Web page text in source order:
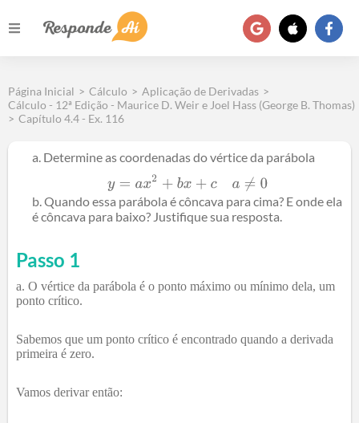
Página Inicial > Cálculo > Aplicação de Derivadas >
Cálculo - 12ª Edição - Maurice D. Weir e Joel Hass (George B. Thomas)
> Capítulo 4.4 - Ex. 116
Determine as coordenadas do vértice da parábola
Quando essa parábola é côncava para cima? E onde ela
é côncava para baixo? Justifique sua resposta.
Passo 1
O vértice da parábola é o ponto máximo ou mínimo dela, um
ponto crítico.
Sabemos que um ponto crítico é encontrado quando a derivada
primeira é zero.
Vamos derivar então: